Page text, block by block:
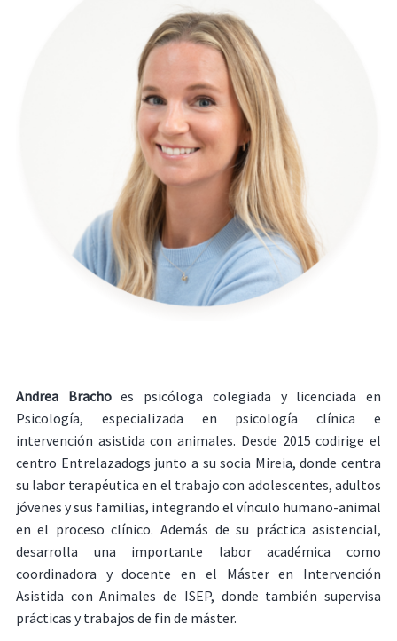
Andrea Brachoes psicóloga colegiada y licenciada en
Psicología, especializada en psicología clínica e
intervención asistida con animales. Desde 2015 codirige el
centro Entrelazadogs junto a su socia Mireia, donde centra
su labor terapéutica en el trabajo con adolescentes, adultos
jóvenes y sus familias, integrando el vínculo humano-animal
en el proceso clínico. Además de su práctica asistencial,
desarrolla una importante labor académica como
coordinadora y docente en el Máster en Intervención
Asistida con Animales de ISEP, donde también supervisa
prácticas y trabajos de fin de máster.